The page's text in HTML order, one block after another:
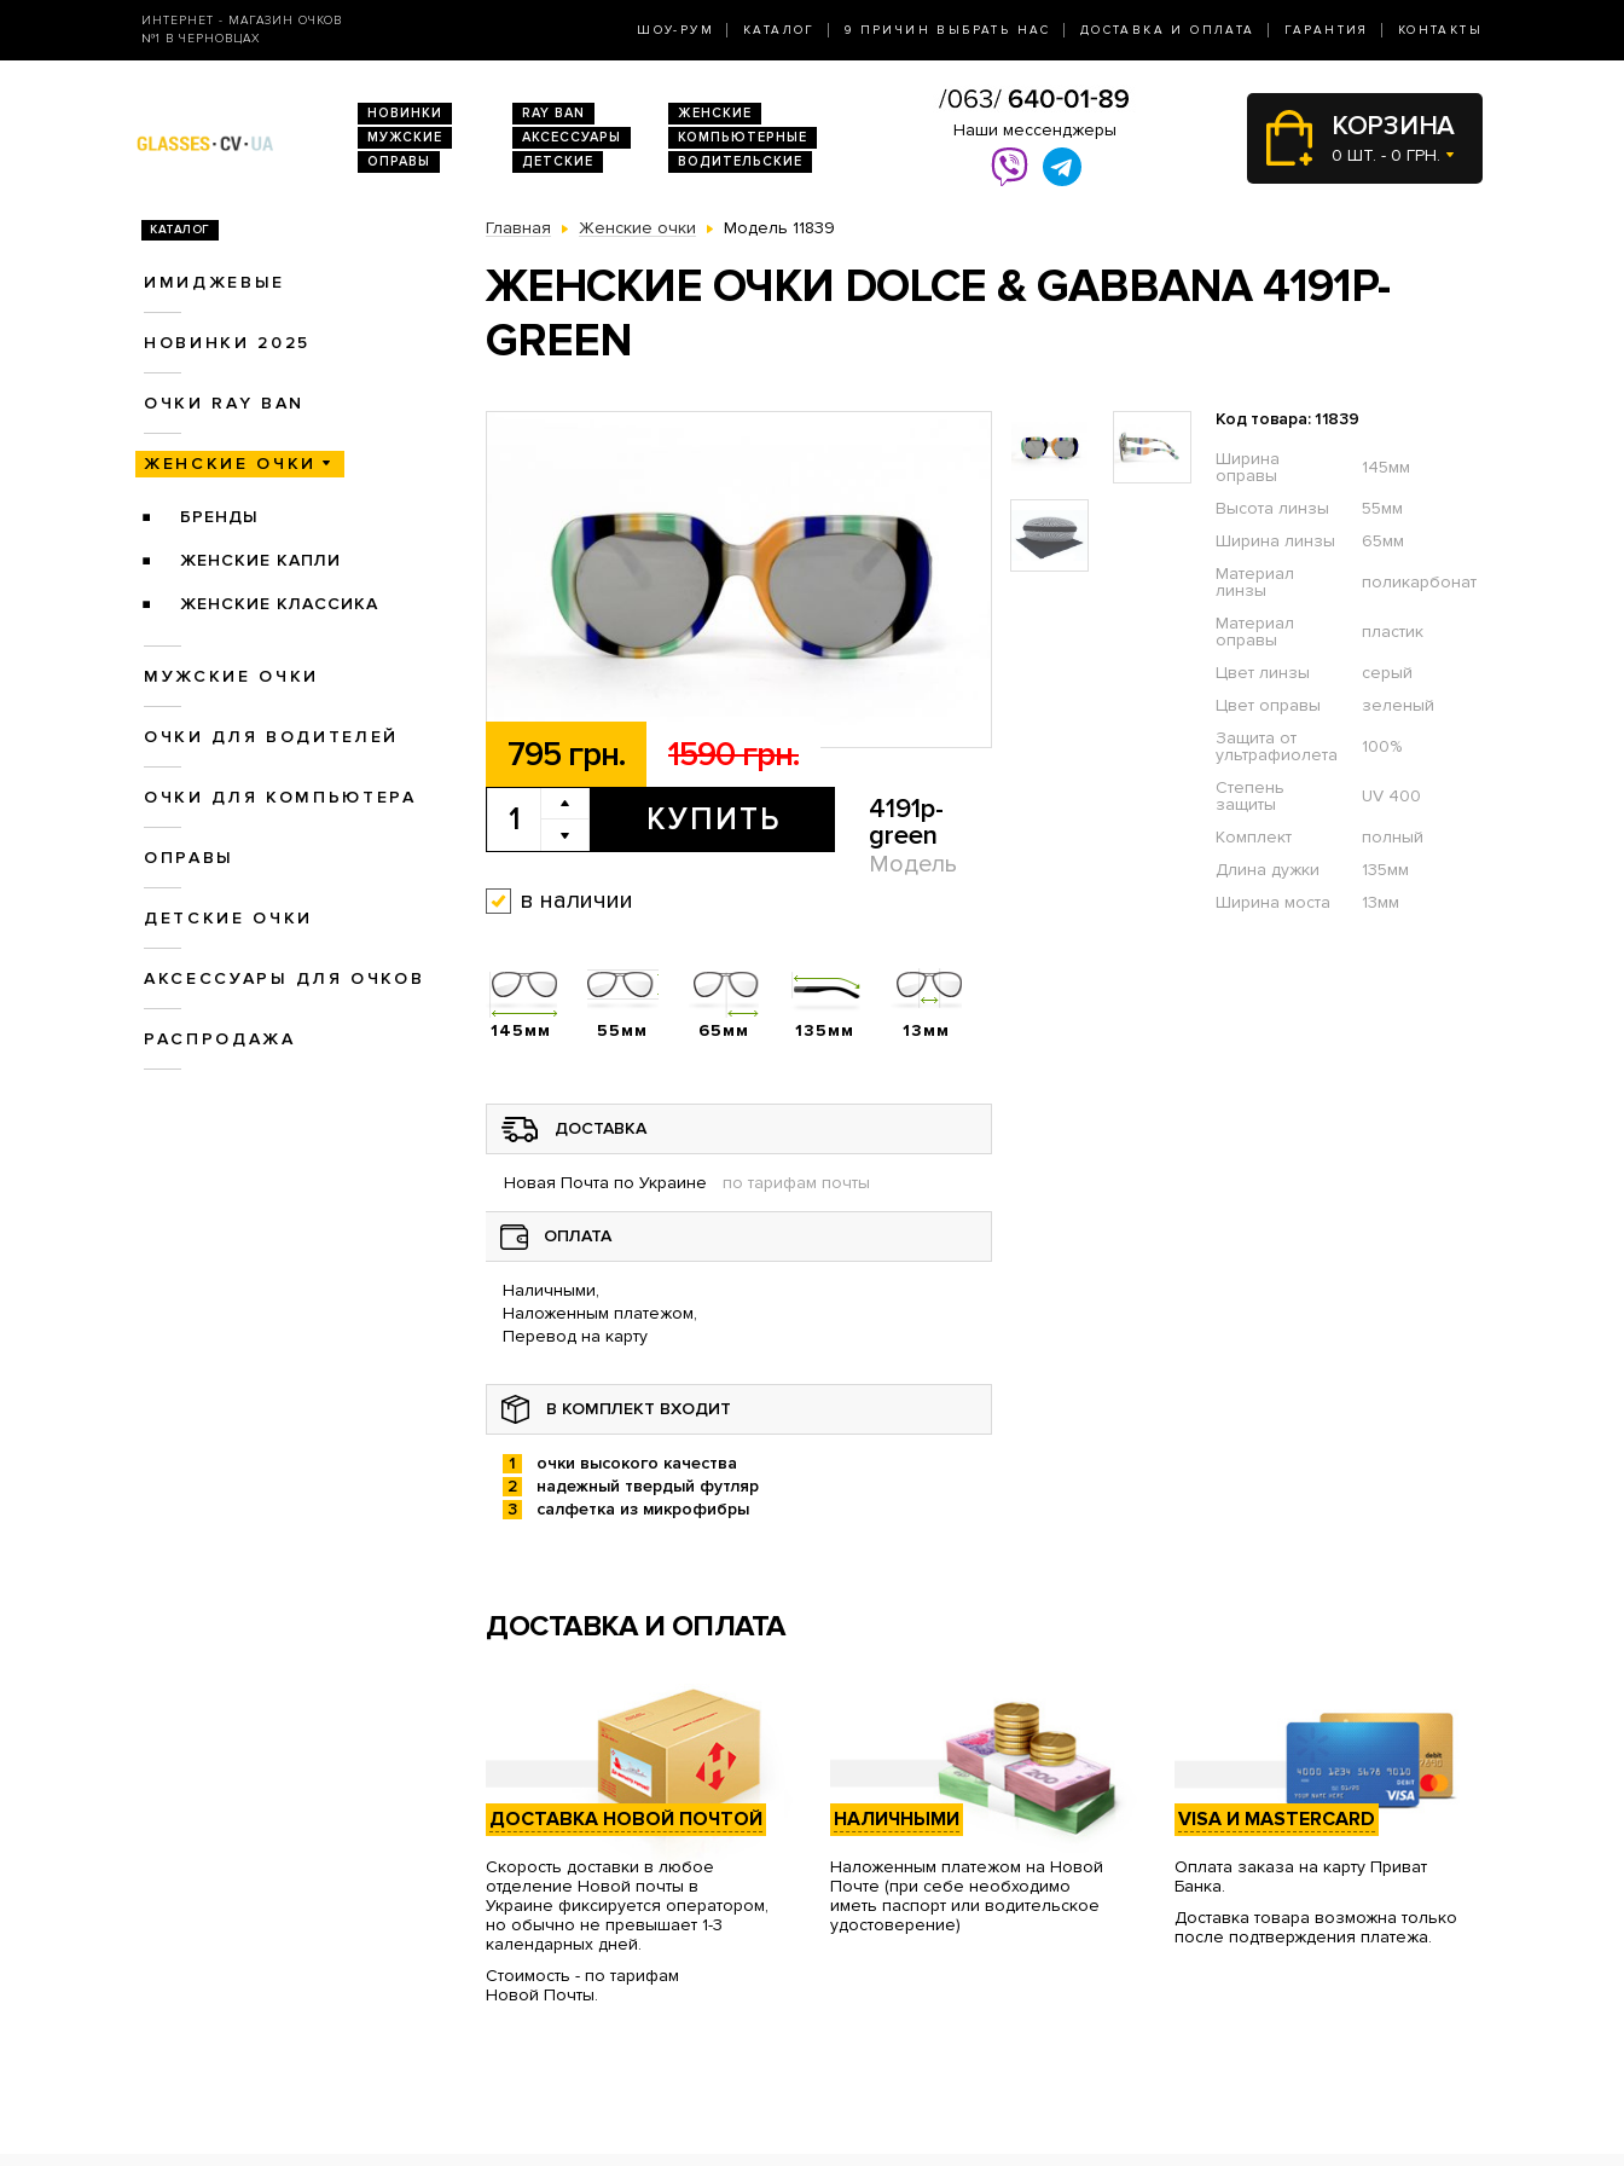
ИНТЕРНЕТ - МАГАЗИН ОЧКОВ
№1 В ЧЕРНОВЦАХ
ШОУ-РУМ КАТАЛОГ 9 ПРИЧИН ВЫБРАТЬ НАС ДОСТАВКА И ОПЛАТА ГАРАНТИЯ КОНТАКТЫ
НОВИНКИ RAY BAN
ЖЕНСКИЕ
МУЖСКИЕ
АКСЕССУАРЫ
КОМПЬЮТЕРНЫЕ
ОПРАВЫ
ДЕТСКИЕ ВОДИТЕЛЬСКИЕ
Наши мессенджеры КОРЗИНА
0 ШТ. - 0 ГРН.
КАТАЛОГ
ИМИДЖЕВЫЕ
НОВИНКИ 2025
ОЧКИ RAY BAN
ЖЕНСКИЕ ОЧКИ
БРЕНДЫ
ЖЕНСКИЕ КАПЛИ
ЖЕНСКИЕ КЛАССИКА
МУЖСКИЕ ОЧКИ
ОЧКИ ДЛЯ ВОДИТЕЛЕЙ
ОЧКИ ДЛЯ КОМПЬЮТЕРА
ОПРАВЫ
ДЕТСКИЕ ОЧКИ
АКСЕССУАРЫ ДЛЯ ОЧКОВ
РАСПРОДАЖА
Главная Женские очки Модель 11839
ЖЕНСКИЕ ОЧКИ DOLCE & GABBANA 4191P-
GREEN
795 грн. 1590 грн.
КУПИТЬ
4191p-
green
Модель
в наличии
Код товара: 11839
Ширина
оправы
145мм
Высота линзы
55мм
Ширина линзы
65мм
Материал
линзы
поликарбонат
Материал
оправы
пластик
Цвет линзы
серый
Цвет оправы
зеленый
Защита от
ультрафиолета
100%
Степень
защиты
UV 400
Комплект
полный
Длина дужки
135мм
Ширина моста
13мм
145мм 55мм 65мм 135мм 13мм
ДОСТАВКА
Новая Почта по Украине по тарифам почты
ОПЛАТА
Наличными,
Наложенным платежом,
Перевод на карту
В КОМПЛЕКТ ВХОДИТ
очки высокого качества
надежный твердый футляр
салфетка из микрофибры
ДОСТАВКА И ОПЛАТА
ДОСТАВКА НОВОЙ ПОЧТОЙ
Скорость доставки в любое
отделение Новой почты в
Украине фиксируется оператором,
но обычно не превышает 1-3
календарных дней.
Стоимость - по тарифам
Новой Почты.
НАЛИЧНЫМИ
Наложенным платежом на Новой
Почте (при себе необходимо
иметь паспорт или водительское
удостоверение)
VISA И MASTERCARD
Оплата заказа на карту Приват
Банка.
Доставка товара возможна только
после подтверждения платежа.